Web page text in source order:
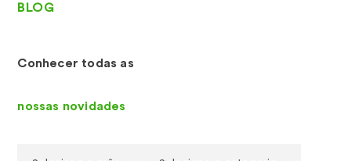
BLOG
Conhecer todas as
nossas novidades